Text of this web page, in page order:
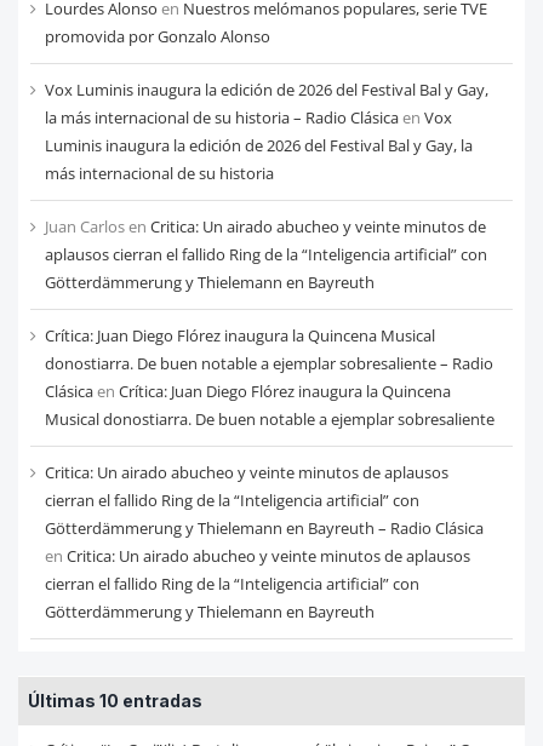
mes
Lourdes Alonso en Nuestros melómanos populares, serie TVE
promovida por Gonzalo Alonso
Vox Luminis inaugura la edición de 2026 del Festival Bal y Gay,
la más internacional de su historia – Radio Clásicaen Vox
Luminis inaugura la edición de 2026 del Festival Bal y Gay, la
más internacional de su historia
Juan Carlosen Critica: Un airado abucheo y veinte minutos de
aplausos cierran el fallido Ring de la “Inteligencia artificial” con
Götterdämmerung y Thielemann en Bayreuth
Crítica: Juan Diego Flórez inaugura la Quincena Musical
donostiarra. De buen notable a ejemplar sobresaliente – Radio
Clásicaen Crítica: Juan Diego Flórez inaugura la Quincena
Musical donostiarra. De buen notable a ejemplar sobresaliente
Critica: Un airado abucheo y veinte minutos de aplausos
cierran el fallido Ring de la “Inteligencia artificial” con
Götterdämmerung y Thielemann en Bayreuth – Radio Clásica
en Critica: Un airado abucheo y veinte minutos de aplausos
cierran el fallido Ring de la “Inteligencia artificial” con
Götterdämmerung y Thielemann en Bayreuth
Últimas 10 entradas